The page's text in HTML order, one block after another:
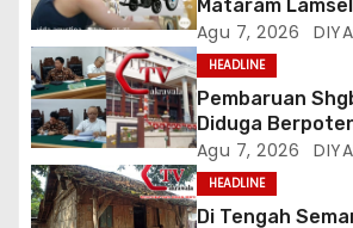
Mataram
Lumpuh Vina
Tiktok Inginkan
Listrik, Kepala
Provinsi
Cakrawala Tv
Lamsel
Agu 7, 2026
HEADLINE
Pembaruan
Diduga
Negara,
Gugat Di PTUN
Agu 7, 2026
HEADLINE
Di Tengah